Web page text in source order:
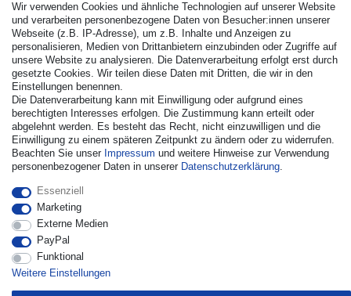
© Copyright 2026 | Alle Rechte vorbehalten. - Alle Rechte
vorbehalten. Preisangaben inkl. gesetzl. 19% MwSt. |
Grundpreise siehe Artikeldetail | *Gilt für Lieferungen nach
Deutschland!
Vertrag widerrufen Kontakt
Wir verwenden Cookies und ähnliche Technologien auf unserer Website
und verarbeiten personenbezogene Daten von Besucher:innen unserer
Webseite (z.B. IP-Adresse), um z.B. Inhalte und Anzeigen zu
personalisieren, Medien von Drittanbietern einzubinden oder Zugriffe auf
unsere Website zu analysieren. Die Datenverarbeitung erfolgt erst durch
gesetzte Cookies. Wir teilen diese Daten mit Dritten, die wir in den
Einstellungen benennen.
Die Datenverarbeitung kann mit Einwilligung oder aufgrund eines
berechtigten Interesses erfolgen. Die Zustimmung kann erteilt oder
abgelehnt werden. Es besteht das Recht, nicht einzuwilligen und die
Einwilligung zu einem späteren Zeitpunkt zu ändern oder zu widerrufen.
Beachten Sie unser Impressum und weitere Hinweise zur Verwendung
personenbezogener Daten in unserer Daten­schutz­erklärung.
Essenziell
Marketing
Externe Medien
PayPal
Funktional
Weitere Einstellungen